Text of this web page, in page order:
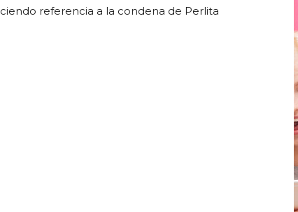
referencia a la condena de Perlita